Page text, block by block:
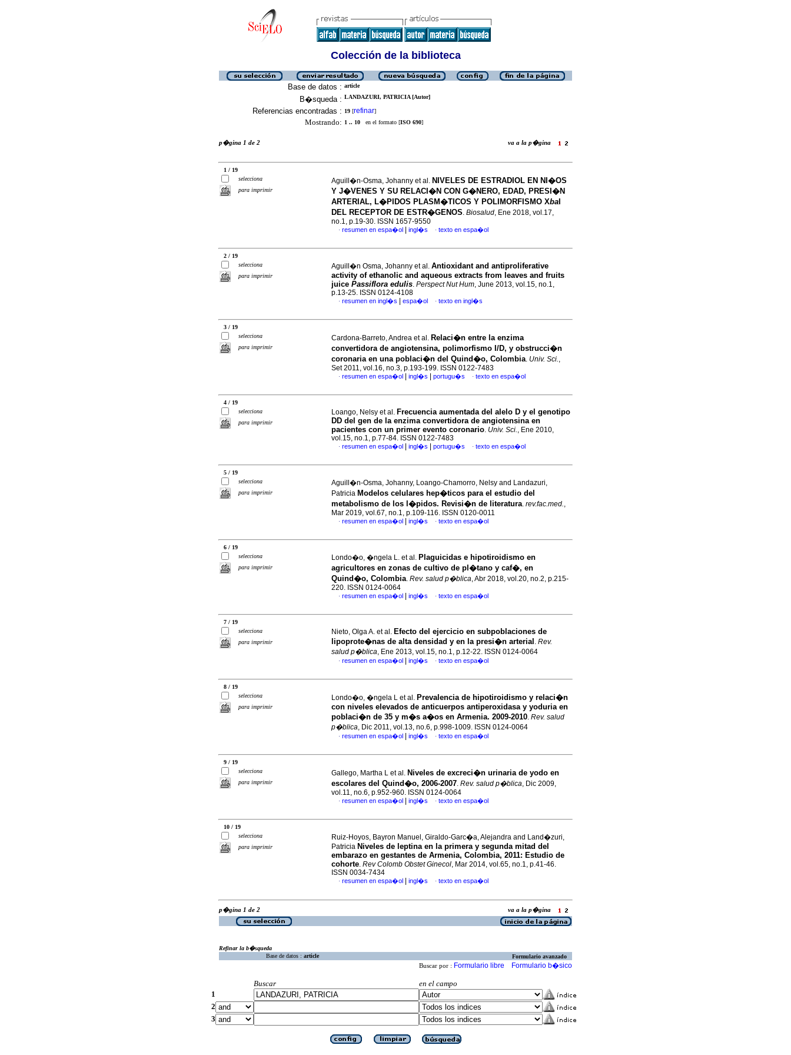
Colección de la biblioteca
Base de datos : article
B�squeda : LANDAZURI, PATRICIA [Autor]
Referencias encontradas : 19 [refinar]
Mostrando: 1 .. 10 en el formato [ISO 690]
p�gina 1 de 2 va a la p�gina
1 / 19
selecciona
para imprimir
Aguill�n-Osma, Johanny et al. NIVELES DE ESTRADIOL EN NI�OS
Y J�VENES Y SU RELACI�N CON G�NERO, EDAD, PRESI�N
ARTERIAL, L�PIDOS PLASM�TICOS Y POLIMORFISMO Xba
DEL RECEPTOR DE ESTR�GENOS. Biosalud, Ene 2018, vol.17,
no.1, p.19-30. ISSN 1657-9550
· resumen en espa�ol ingl�s · texto en espa�ol
2 / 19
selecciona
para imprimir
Aguill�n Osma, Johanny et al. Antioxidant and antiproliferative
activity of ethanolic and aqueous extracts from leaves and fruits
juice Passiflora edulis. Perspect Nut Hum, June 2013, vol.15, no.1,
p.13-25. ISSN 0124-4108
· resumen en ingl�s espa�ol · texto en ingl�s
3 / 19
selecciona
para imprimir
Cardona-Barreto, Andrea et al. Relaci�n entre la enzima
convertidora de angiotensina, polimorfismo I/D, y obstrucci�n
coronaria en una poblaci�n del Quind�o, Colombia. Univ. Sci.,
Set 2011, vol.16, no.3, p.193-199. ISSN 0122-7483
· resumen en espa�ol ingl�s portugu�s · texto en espa�ol
4 / 19
selecciona
para imprimir
Loango, Nelsy et al. Frecuencia aumentada del alelo D y el genotipo
DD del gen de la enzima convertidora de angiotensina en
pacientes con un primer evento coronario. Univ. Sci., Ene 2010,
vol.15, no.1, p.77-84. ISSN 0122-7483
· resumen en espa�ol ingl�s portugu�s · texto en espa�ol
5 / 19
selecciona
para imprimir
Aguill�n-Osma, Johanny, Loango-Chamorro, Nelsy and Landazuri,
Patricia Modelos celulares hep�ticos para el estudio del
metabolismo de los l�pidos. Revisi�n de literatura. rev.fac.med.,
Mar 2019, vol.67, no.1, p.109-116. ISSN 0120-0011
· resumen en espa�ol ingl�s · texto en espa�ol
6 / 19
selecciona
para imprimir
Londo�o, �ngela L. et al. Plaguicidas e hipotiroidismo en
agricultores en zonas de cultivo de pl�tano y caf�, en
Quind�o, Colombia. Rev. salud p�blica, Abr 2018, vol.20, no.2, p.215-
220. ISSN 0124-0064
· resumen en espa�ol ingl�s · texto en espa�ol
7 / 19
selecciona
para imprimir
Nieto, Olga A. et al. Efecto del ejercicio en subpoblaciones de
lipoprote�nas de alta densidad y en la presi�n arterial . Rev.
salud p�blica, Ene 2013, vol.15, no.1, p.12-22. ISSN 0124-0064
· resumen en espa�ol ingl�s · texto en espa�ol
8 / 19
selecciona
para imprimir
Londo�o, �ngela L et al. Prevalencia de hipotiroidismo y relaci�n
con niveles elevados de anticuerpos antiperoxidasa y yoduria en
poblaci�n de 35 y m�s a�os en Armenia. 2009-2010. Rev. salud
p�blica, Dic 2011, vol.13, no.6, p.998-1009. ISSN 0124-0064
· resumen en espa�ol ingl�s · texto en espa�ol
9 / 19
selecciona
para imprimir
Gallego, Martha L et al. Niveles de excreci�n urinaria de yodo en
escolares del Quind�o, 2006-2007. Rev. salud p�blica, Dic 2009,
vol.11, no.6, p.952-960. ISSN 0124-0064
· resumen en espa�ol ingl�s · texto en espa�ol
10 / 19
selecciona
para imprimir
Ruiz-Hoyos, Bayron Manuel, Giraldo-Garc�a, Alejandra and Land�zuri,
Patricia Niveles de leptina en la primera y segunda mitad del
embarazo en gestantes de Armenia, Colombia, 2011: Estudio de
cohorte. Rev Colomb Obstet Ginecol, Mar 2014, vol.65, no.1, p.41-46.
ISSN 0034-7434
· resumen en espa�ol ingl�s · texto en espa�ol
p�gina 1 de 2 va a la p�gina
Refinar la b�squeda
Base de datos : article Formulario avanzado
Buscar por : Formulario libre Formulario b�sico
Buscar
en el campo
1
2
3